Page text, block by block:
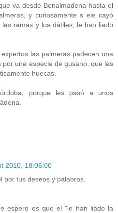
va desde Benalmadena hasta el
y curiosamente s ele cayó
ramas y los dátiles, le han liado
las palmeras padecen una
una especie de gusano, que las
huecas.
porque les pasó a unos
2010, 18:06:00
por tus deseos y palabras.
espero es que el "le han liado la